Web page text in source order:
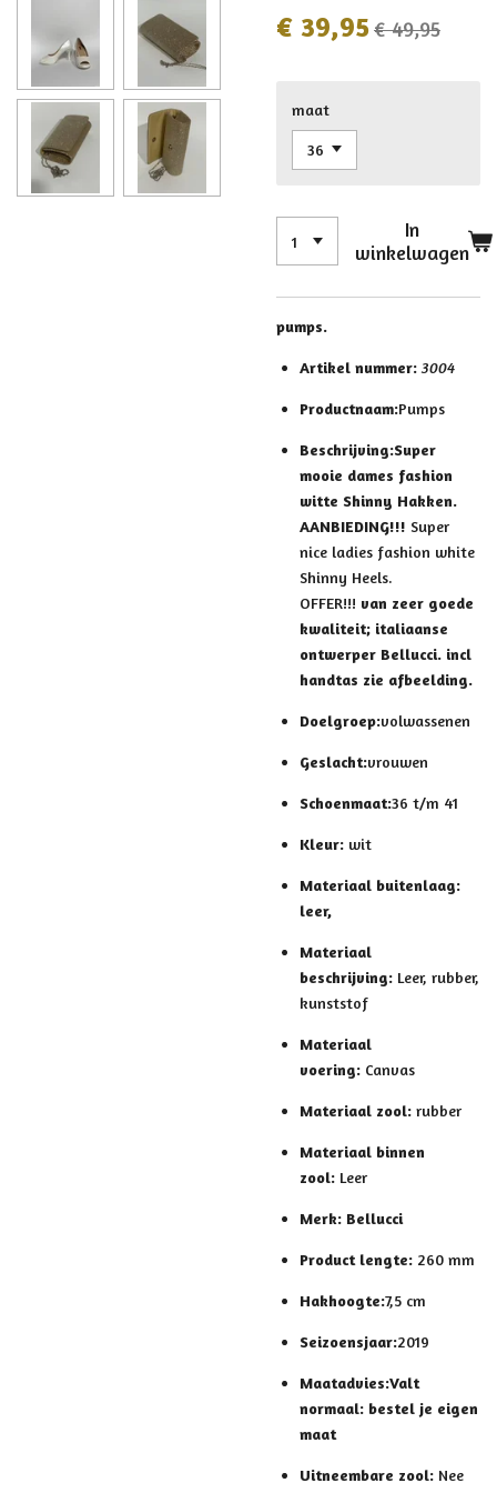
€ 39,95€ 49,95
maat
In
winkelwagen
pumps.
Artikel nummer: 3004
Productnaam:Pumps
Beschrijving:Super
mooie dames fashion
witte Shinny Hakken.
AANBIEDING!!! Super
nice ladies fashion white
Shinny Heels.
OFFER!!! van zeer goede
kwaliteit; italiaanse
ontwerper Bellucci. incl
handtas zie afbeelding.
Doelgroep:volwassenen
Geslacht:vrouwen
Schoenmaat:36 t/m 41
Kleur: wit
Materiaal buitenlaag:
leer,
Materiaal
beschrijving: Leer, rubber,
kunststof
Materiaal
voering: Canvas
Materiaal zool: rubber
Materiaal binnen
zool: Leer
Merk: Bellucci
Product lengte: 260 mm
Hakhoogte:7,5 cm
Seizoensjaar:2019
Maatadvies:Valt
normaal: bestel je eigen
maat
Uitneembare zool: Nee